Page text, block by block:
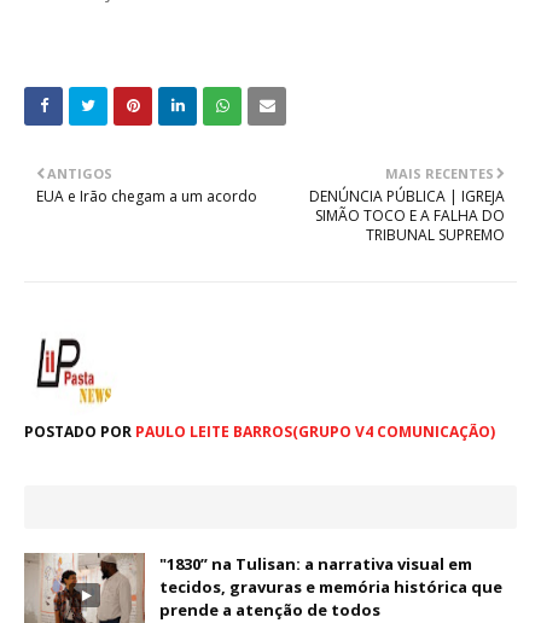
MAIS RECENTES
DENÚNCIA PÚBLICA | IGREJA
SIMÃO TOCO E A FALHA DO
TRIBUNAL SUPREMO
ANTIGOS
EUA e Irão chegam a um acordo
POSTADO POR PAULO LEITE BARROS(GRUPO V4 COMUNICAÇÃO)
"1830” na Tulisan: a narrativa visual em
tecidos, gravuras e memória histórica que
prende a atenção de todos